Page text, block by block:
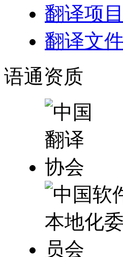
翻译项
翻译文
语通资质